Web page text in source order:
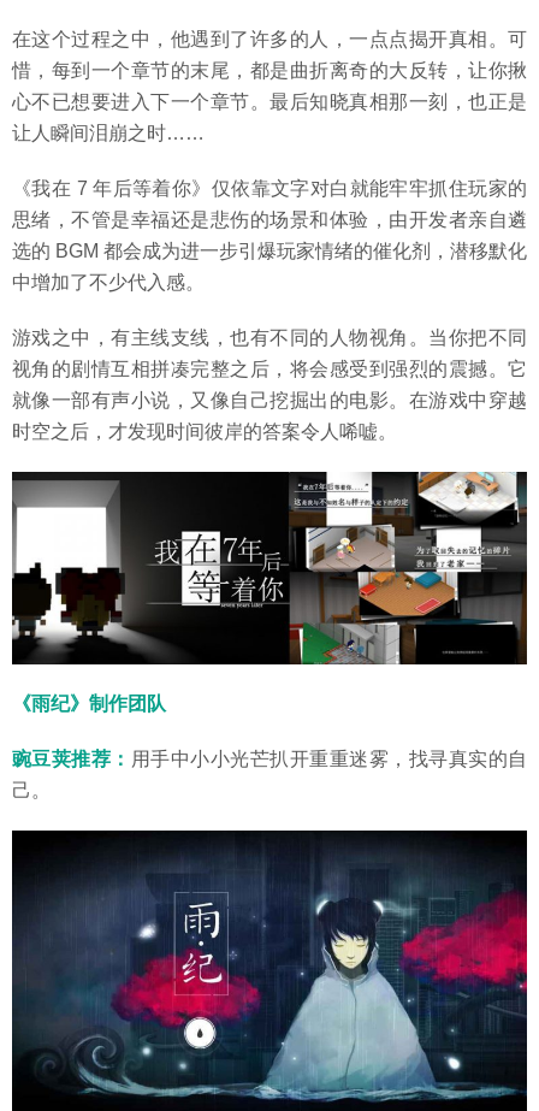
在这个过程之中，他遇到了许多的人，一点点揭开真相。可
惜，每到一个章节的末尾，都是曲折离奇的大反转，让你揪
心不已想要进入下一个章节。最后知晓真相那一刻，也正是
让人瞬间泪崩之时……
《我在 7 年后等着你》仅依靠文字对白就能牢牢抓住玩家的
思绪，不管是幸福还是悲伤的场景和体验，由开发者亲自遴
选的 BGM 都会成为进一步引爆玩家情绪的催化剂，潜移默化
中增加了不少代入感。
游戏之中，有主线支线，也有不同的人物视角。当你把不同
视角的剧情互相拼凑完整之后，将会感受到强烈的震撼。它
就像一部有声小说，又像自己挖掘出的电影。在游戏中穿越
时空之后，才发现时间彼岸的答案令人唏嘘。
《雨纪》制作团队
豌豆荚推荐： 用手中小小光芒扒开重重迷雾，找寻真实的自
己。